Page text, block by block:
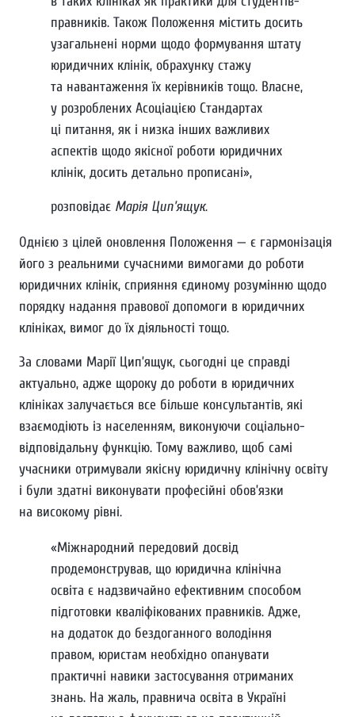
правників. Також Положення містить досить
узагальнені норми щодо формування штату
юридичних клінік, обрахунку стажу
та навантаження їх керівників тощо. Власне,
у розроблених Асоціацією Стандартах
ці питання, як і низка інших важливих
аспектів щодо якісної роботи юридичних
клінік, досить детально прописані»,
розповідає Марія Цип’ящук.
Однією з цілей оновлення Положення — є гармонізація
його з реальними сучасними вимогами до роботи
юридичних клінік, сприяння єдиному розумінню щодо
порядку надання правової допомоги в юридичних
клініках, вимог до їх діяльності тощо.
За словами Марії Цип’ящук, сьогодні це справді
актуально, адже щороку до роботи в юридичних
клініках залучається все більше консультантів, які
взаємодіють із населенням, виконуючи соціально-
відповідальну функцію. Тому важливо, щоб самі
учасники отримували якісну юридичну клінічну освіту
і були здатні виконувати професійні обов’язки
на високому рівні.
«Міжнародний передовий досвід
продемонстрував, що юридична клінічна
освіта є надзвичайно ефективним способом
підготовки кваліфікованих правників. Адже,
на додаток до бездоганного володіння
правом, юристам необхідно опанувати
практичні навики застосування отриманих
знань. На жаль, правнича освіта в Україні